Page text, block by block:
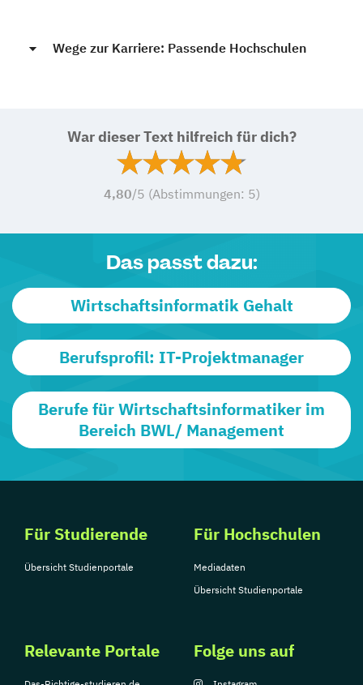
Wege zur Karriere: Passende Hochschulen
War dieser Text hilfreich für dich?
4,80/5 (Abstimmungen: 5)
Das passt dazu:
Wirtschaftsinformatik Gehalt
Berufsprofil: IT-Projektmanager
Berufe für Wirtschaftsinformatiker im
Bereich BWL/ Management
Für Studierende
Übersicht Studienportale
Für Hochschulen
Mediadaten
Übersicht Studienportale
Relevante Portale Folge uns auf